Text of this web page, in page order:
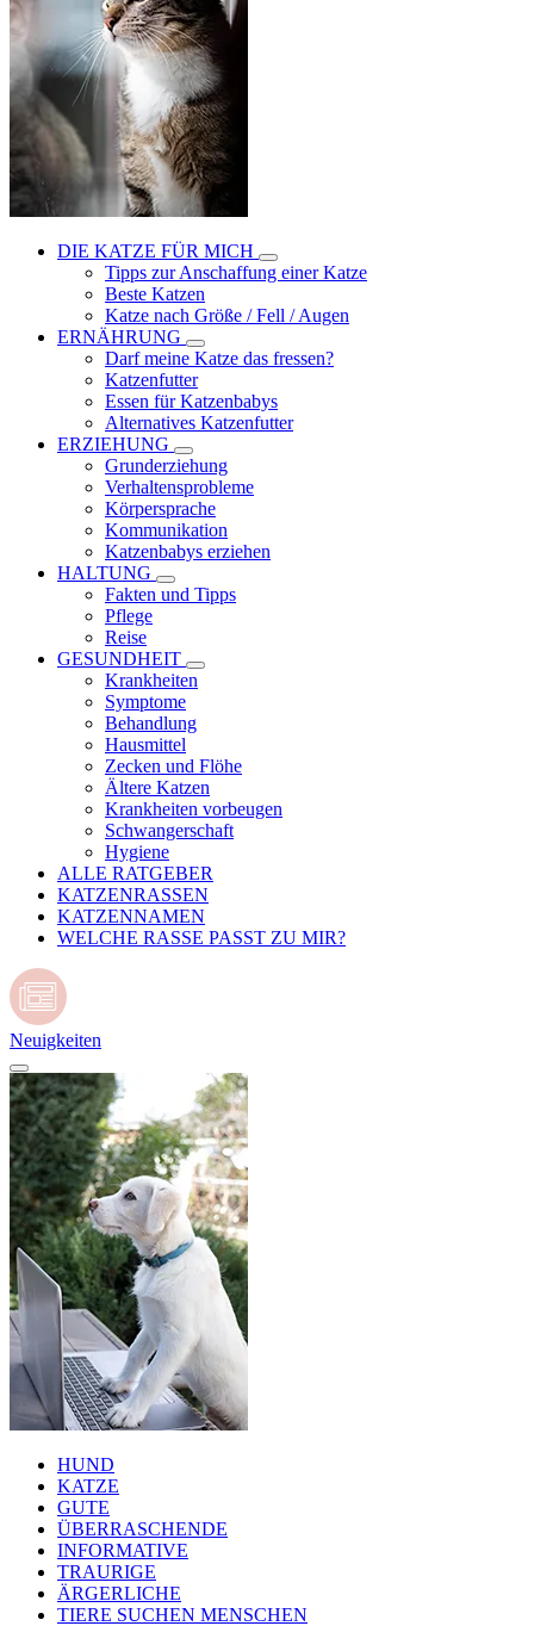
DIE KATZE FÜR MICH
Tipps zur Anschaffung einer Katze
Beste Katzen
Katze nach Größe / Fell / Augen
ERNÄHRUNG
Darf meine Katze das fressen?
Katzenfutter
Essen für Katzenbabys
Alternatives Katzenfutter
ERZIEHUNG
Grunderziehung
Verhaltensprobleme
Körpersprache
Kommunikation
Katzenbabys erziehen
HALTUNG
Fakten und Tipps
Pflege
Reise
GESUNDHEIT
Krankheiten
Symptome
Behandlung
Hausmittel
Zecken und Flöhe
Ältere Katzen
Krankheiten vorbeugen
Schwangerschaft
Hygiene
ALLE RATGEBER
KATZENRASSEN
KATZENNAMEN
WELCHE RASSE PASST ZU MIR?
Neuigkeiten
HUND
KATZE
GUTE
ÜBERRASCHENDE
INFORMATIVE
TRAURIGE
ÄRGERLICHE
TIERE SUCHEN MENSCHEN